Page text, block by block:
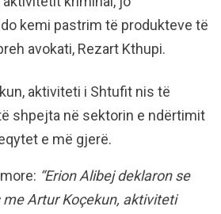
kemi pastrim të produkteve të
avokati, Rezart Kthupi.
aktiviteti i Shtufit nis të
shpejta në sektorin e ndërtimit
e më gjerë.
“Erion Alibej deklaron se
Artur Koçekun, aktiviteti